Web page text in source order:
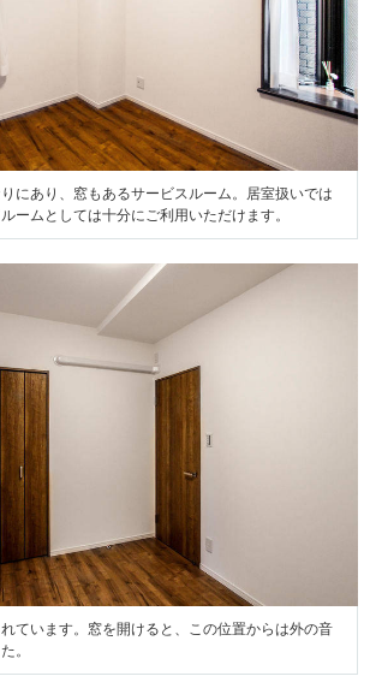
にあり、窓もあるサービスルーム。居室扱いでは
ームとしては十分にご利用いただけます。
ています。窓を開けると、この位置からは外の音
。